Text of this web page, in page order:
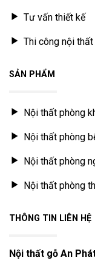
Tư vấn thiết kế
Thi công nội thất
SẢN PHẨM
Nội thất phòng
Nội thất phòng
Nội thất phòng
Nội thất phòng
THÔNG TIN LIÊN HỆ
Nội thất gỗ An